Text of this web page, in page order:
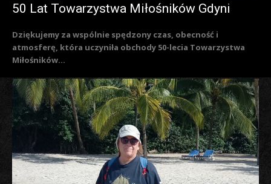
50 Lat Towarzystwa Miłośników Gdyni
Dziękujemy za wspólnie spędzony czas, obecność i
atmosferę, która uczyniła obchody 50-lecia Towarzystwa
Miłośników...